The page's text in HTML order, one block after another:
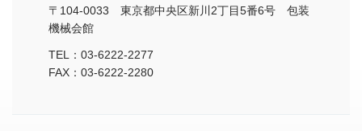
〒104-0033 東京都中央区新川2丁目5番6号 包装
機械会館
TEL：03-6222-2277
FAX：03-6222-2280